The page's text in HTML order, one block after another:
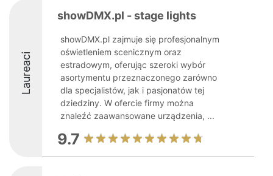
Laureaci
showDMX.pl - stage lights
showDMX.pl zajmuje się profesjonalnym
oświetleniem scenicznym oraz
estradowym, oferując szeroki wybór
asortymentu przeznaczonego zarówno
dla specjalistów, jak i pasjonatów tej
dziedziny. W ofercie firmy można
znaleźć zaawansowane urządzenia, ...
9.7